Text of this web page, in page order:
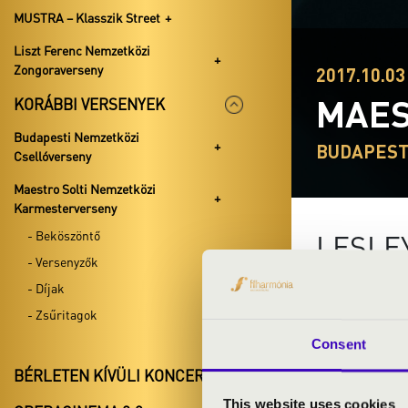
Consent
This website uses cookies
MUSTRA – Klasszik Street
Liszt Ferenc Nemzetközi
Zongoraverseny
KORÁBBI VERSENYEK
Budapesti Nemzetközi
Csellóverseny
Maestro Solti Nemzetközi
Karmesterverseny
- Beköszöntő
- Versenyzők
- Díjak
- Zsűritagok
BÉRLETEN KÍVÜLI KONCERTEK